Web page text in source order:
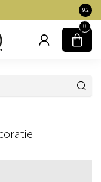
9.2
0